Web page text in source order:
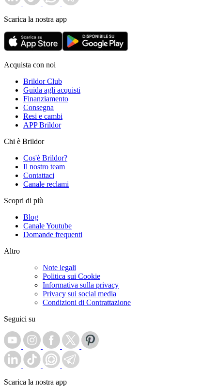
Scarica la nostra app
Acquista con noi
Brildor Club
Guida agli acquisti
Finanziamento
Consegna
Resi e cambi
APP Brildor
Chi è Brildor
Cos'è Brildor?
Il nostro team
Contattaci
Canale reclami
Scopri di più
Blog
Canale Youtube
Domande frequenti
Altro
Note legali
Politica sui Cookie
Informativa sulla privacy
Privacy sui social media
Condizioni di Contrattazione
Seguici su
Scarica la nostra app